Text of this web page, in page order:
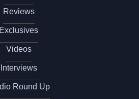
Reviews
Exclusives
Videos
Interviews
Round Up